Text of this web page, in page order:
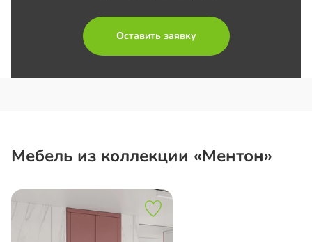
Оставить заявку
Мебель из коллекции «Ментон»